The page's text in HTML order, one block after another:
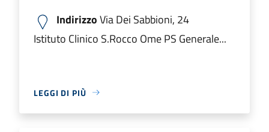
IndirizzoVia Dei Sabbioni, 24
Istituto Clinico S.Rocco Ome PS Generale...
LEGGI DI PIÙ